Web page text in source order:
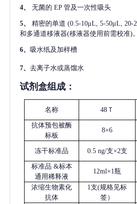
4、 无菌的 EP 管及一次性吸头
5、 精密的单道 (0.5-10μL, 5-50μL, 20-
和多通道移液器(移液器使用前需校准)。
6、 吸水纸及加样槽
7、 去离子水或蒸馏水
试剂盒组成：
名称 48Ｔ
抗体预包被酶
标板
8×6
冻干标准品 0.5 ng/支×2支
标准品 &标本
通用稀释液
12ml×1瓶
浓缩生物素化
抗体
1支(规格见标
签）